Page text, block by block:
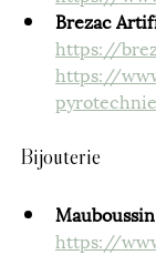
Brezac
https://
https://
Bijouterie
Mauboussin
https://